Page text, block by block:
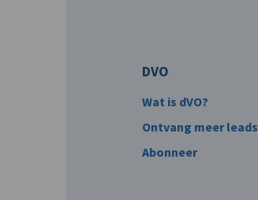
DVO
Wat is dVO?
Ontvang meer leads
Abonneer